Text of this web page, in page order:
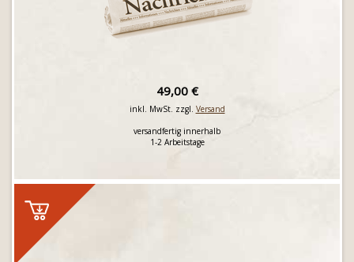
49,00 €
inkl. MwSt. zzgl. Versand
versandfertig innerhalb
1-2 Arbeitstage